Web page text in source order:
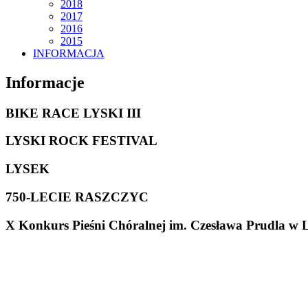
2018
2017
2016
2015
INFORMACJA
Informacje
BIKE RACE LYSKI III
LYSKI ROCK FESTIVAL
LYSEK
750-LECIE RASZCZYC
X Konkurs Pieśni Chóralnej im. Czesława Prudla w